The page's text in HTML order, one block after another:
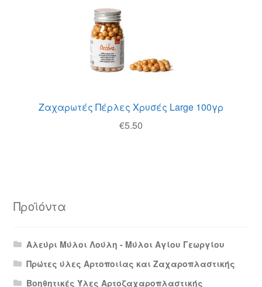
Ζαχαρωτές Πέρλες Χρυσές Large 100γρ
€5.50
Προϊόντα
Αλεύρι Μύλοι Λούλη - Μύλοι Αγίου Γεωργίου
Πρώτες ύλες Αρτοποιίας και Ζαχαροπλαστικής
Βοηθητικές Ύλες Αρτοζαχαροπλαστικής